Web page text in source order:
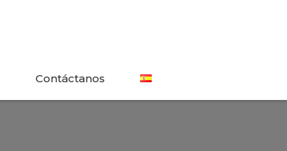
Contáctanos